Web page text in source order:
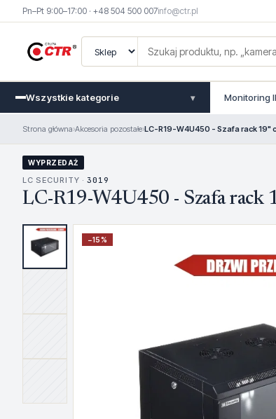
Pn–Pt 9:00–17:00 · +48 504 500 007info@ctr.pl
Wszystkie kategorie ▾ Monitoring
Strona główna›Akcesoria pozostałe›LC-R19-W4U450 - Szafa rack 19"
WYPRZEDAŻ
LC SECURITY · 3019
LC-R19-W4U450 - Szafa rack
−15%